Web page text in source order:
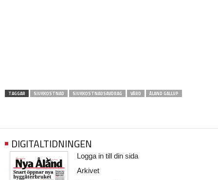
TAGGAR SJUKKOSTNAD SJUKKOSTNADSAVDRAG VÅRD ÅLAND GALLUP
DIGITALTIDNINGEN
Logga in till din sida
Arkivet